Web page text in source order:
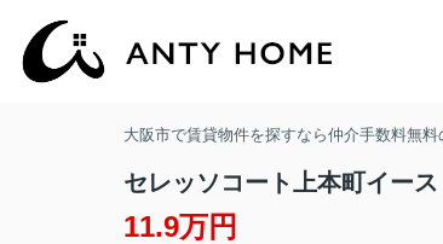
大阪市で賃貸物件を探すなら仲介手数料無
セレッソコート上本町イー
11.9万円